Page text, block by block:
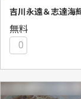
吉川永遠＆志達
無料
0